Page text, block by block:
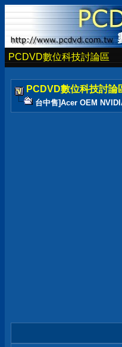
PCDVD數位科技討論區
PCDVD數位科技討論
台中售]Acer OEM